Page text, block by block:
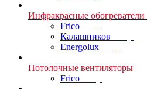
Инфракрасные обогреватели
Frico
Калашников
Energolux
Потолочные вентиляторы
Frico